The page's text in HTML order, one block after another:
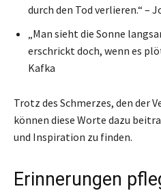
durch den Tod verlieren.“ –
„Man sieht die Sonne
erschrickt doch, wenn es
Kafka
Trotz des Schmerzes, den der
können diese Worte dazu
und Inspiration zu finden.
Erinnerungen